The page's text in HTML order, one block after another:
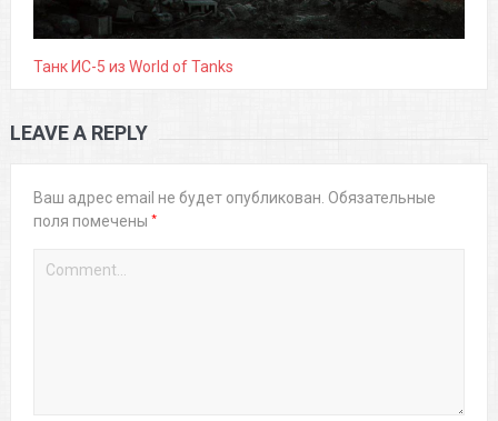
Танк ИС-5 из World of Tanks
LEAVE A REPLY
Ваш адрес email не будет опубликован. Обязательные
поля помечены *